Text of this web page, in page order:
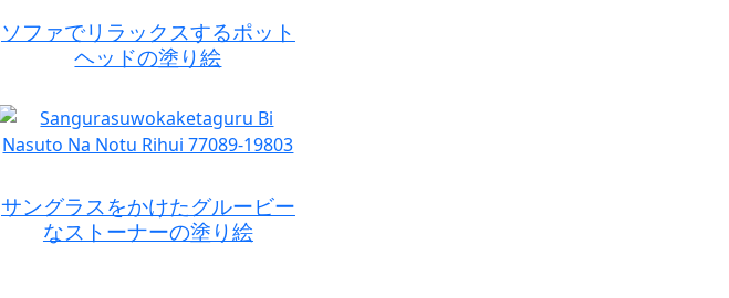
ソファでリラックスするポット
ヘッドの塗り絵
サングラスをかけたグルービー
なストーナーの塗り絵